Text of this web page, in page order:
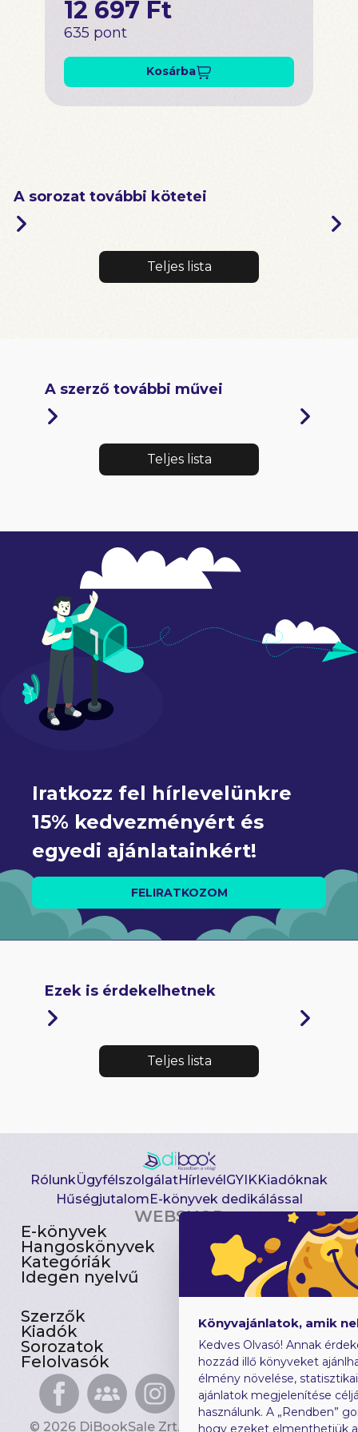
12 697 Ft
635 pont
Kosárba
A sorozat további kötetei
Teljes lista
A szerző további művei
Teljes lista
Iratkozz fel hírlevelünkre
15% kedvezményért és
egyedi ajánlatainkért!
FELIRATKOZOM
Ezek is érdekelhetnek
Teljes lista
RólunkÜgyfélszolgálatHírlevélGYIKKiadóknak
HűségjutalomE-könyvek dedikálással
WEBSHOP
E-könyvek
Hangoskönyvek
Kategóriák
Idegen nyelvű
Csomagajánlatok
Akciósak
Előjegyezhetők
Újdonságok
Szerzők
Kiadók
Sorozatok
Felolvasók
Gyerekkönyvek
Heti toplista
Ajándékutalvány
Blog
© 2026 DiBookSale Zrt. Minden jog fenntartva.
Könyvajánlatok, amik
Kedves Olvasó! Annak
hozzád illő könyveket
élmény növelése,
ajánlatok megjelenítése
használunk. A „Rendben”
hogy ezeket elmenthetjük